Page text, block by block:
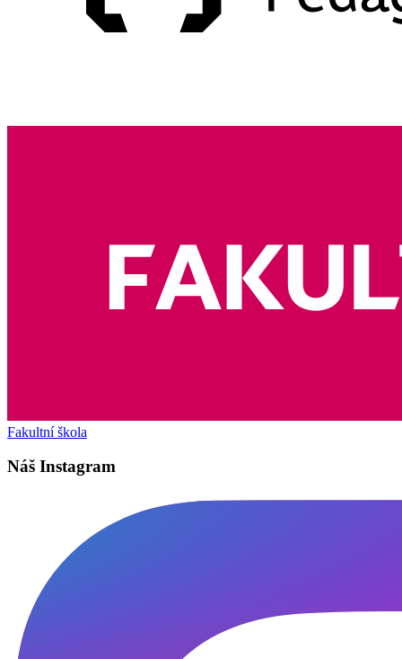
Fakultní škola
Náš Instagram